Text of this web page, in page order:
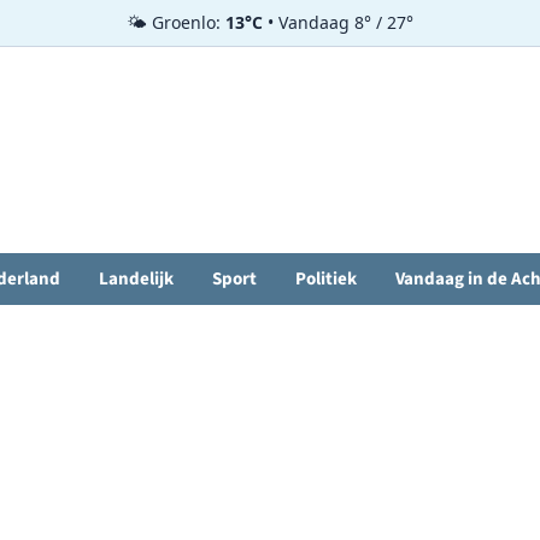
🌤️ Groenlo: 13°C • Vandaag 8° / 27°
Landelijk Sport Politiek Vandaag in de